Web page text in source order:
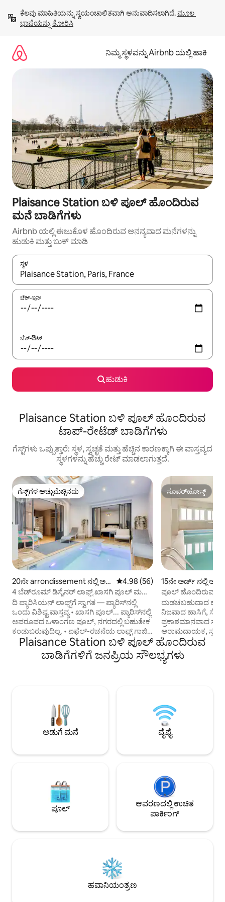
ಹೋಗಿ
ಕೆಲವು ಮಾಹಿತಿಯನ್ನು ಸ್ವಯಂಚಾಲಿತವಾಗಿ ಅನುವಾದಿಸಲಾಗಿದೆ. ಮೂಲ
ಭಾಷೆಯನ್ನು ತೋರಿಸಿ
ನಿಮ್ಮ ಸ್ಥಳವನ್ನು Airbnb ಯಲ್ಲಿ ಹಾಕಿ
Plaisance Station ಬಳಿ ಪೂಲ್ ಹೊಂದಿರುವ
ಮನೆ ಬಾಡಿಗೆಗಳು
Airbnb ಯಲ್ಲಿ ಈಜುಕೊಳ ಹೊಂದಿರುವ ಅನನ್ಯವಾದ ಮನೆಗಳನ್ನು
ಹುಡುಕಿ ಮತ್ತು ಬುಕ್ ಮಾಡಿ
ಸ್ಥಳ
ಫಲಿತಾಂಶಗಳು ಲಭ್ಯವಿರುವಾಗ, ಅಪ್ ಮತ್ತು ಡೌನ್ ಬಾಣದ ಕೀಲಿಗಳೊಂದಿಗೆ
ಚೆಕ್-ಇನ್
ಚೆಕ್-ಔಟ್
ಹುಡುಕಿ
Plaisance Station ಬಳಿ ಪೂಲ್ ಹೊಂದಿರುವ
ಟಾಪ್-ರೇಟೆಡ್ ಬಾಡಿಗೆಗಳು
ಗೆಸ್ಟ್‌ಗಳು ಒಪ್ಪುತ್ತಾರೆ: ಸ್ಥಳ, ಸ್ವಚ್ಛತೆ ಮತ್ತು ಹೆಚ್ಚಿನ ಕಾರಣಕ್ಕಾಗಿ ಈ ವಾಸ್ತವ್ಯದ
ಸ್ಥಳಗಳನ್ನು ಹೆಚ್ಚು ರೇಟ್ ಮಾಡಲಾಗುತ್ತದೆ.
ಗೆಸ್ಟ್‌ಗಳ ಅಚ್ಚುಮೆಚ್ಚಿನದು
ಗೆಸ್ಟ್‌ಗಳ ಅಚ್ಚುಮೆಚ್ಚಿನದು
20ನೇ arrondissement ನಲ್ಲಿ ಅ
ಪಾರ್ಟ್‌ಮಂಟ್
5 ರಲ್ಲಿ 4.98 ಸರಾಸರಿ ರೇಟಿಂಗ್, 56
4.98 (56)
4 ಬೆಡ್‌ರೂಮ್ ಡಿಸೈನರ್ ಲಾಫ್ಟ್ ಖಾಸಗಿ ಪೂಲ್ ಮತ್ತು
ಕಾಡು
ದಿ ಪ್ಯಾರಿಸಿಯನ್ ಲಾಫ್ಟ್‌ಗೆ ಸ್ವಾಗತ — ಪ್ಯಾರಿಸ್‌ನಲ್ಲಿ
ಒಂದು ವಿಶಿಷ್ಟ ವಾಸ್ತವ್ಯ • ಖಾಸಗಿ ಪೂಲ್... ಪ್ಯಾರಿಸ್‌ನಲ್ಲಿ
ಅಪರೂಪದ ಒಳಾಂಗಣ ಪೂಲ್, ನಗರದಲ್ಲಿ ಬಹುತೇಕ
ಕಂಡುಬರುವುದಿಲ್ಲ. • ಐಫೆಲ್-ರಚನೆಯ ಲಾಫ್ಟ್ ಗಾಜಿನ
ಛಾವಣಿಗಳೊಂದಿಗೆ ಐಕಾನಿಕ್ ಮೆಟಲ್ ವಿನ್ಯಾಸ. • 7
ಮೀಟರ್ ಎತ್ತರದ ಸೀಲಿಂಗ್‌ಗಳು ಮತ್ತು ಅಸಾಧಾರಣ
ವಿಸ್ತಾರ ಅದ್ಭುತವಾದ, ಬೆಳಕಿನಿಂದ ತುಂಬಿದ ಲಿವಿಂಗ್
ಸೂಟ್‌ಗಳು ಆರಾಮ, ಗೌಪ್ಯತೆ ಮತ್ತು ವಿಶ್ರಾಂತಿಯ
ಡಿಸ್ನಿಲ್ಯಾಂಡ್ ಅನ್ನು ಆನಂದಿಸಿ —35 ನಿಮಿಷಗಳ
ದೂರದಲ್ಲಿವೆ.
ಸೂಪರ್‌ಹೋಸ್ಟ್
ಸೂಪರ್‌ಹೋಸ್ಟ್
15ನೇ ಅರ್ಡ್ ನಲ್ಲಿ
ಪೂಲ್ ಹೊಂದಿರುವ
ಮಡಚಬಹುದಾದ
ನಿಜವಾದ ಹಾಸಿಗೆ,
ಪ್ರಕಾಶಮಾನವಾದ
ಆರಾಮದಾಯಕ, ಸ್ವಚ್ಛ
(ಅಡುಗೆಮನೆ,
ವೈಫೈ, ಫ್ಯಾನ್...).
ಬೆಳಿಗ್ಗೆ 6-10 ಗಂಟೆಗೆ,
ನಿಮಿಷಗಳು, ಮೆಟ್ರೋ
(M6/M12),
ನಡಿಗೆ ಮತ್ತು ಐಫೆಲ್
ವರ್ಸೈಲ್ಸ್‌ಗೆ ಮೆಟ್ರೋ
Plaisance Station ಬಳಿ ಪೂಲ್ ಹೊಂದಿರುವ
ಬಾಡಿಗೆಗಳಿಗೆ ಜನಪ್ರಿಯ ಸೌಲಭ್ಯಗಳು
ಅಡುಗೆ ಮನೆ ವೈಫೈ
ಪೂಲ್
ಆವರಣದಲ್ಲಿ ಉಚಿತ
ಪಾರ್ಕಿಂಗ್
ಹವಾನಿಯಂತ್ರಣ